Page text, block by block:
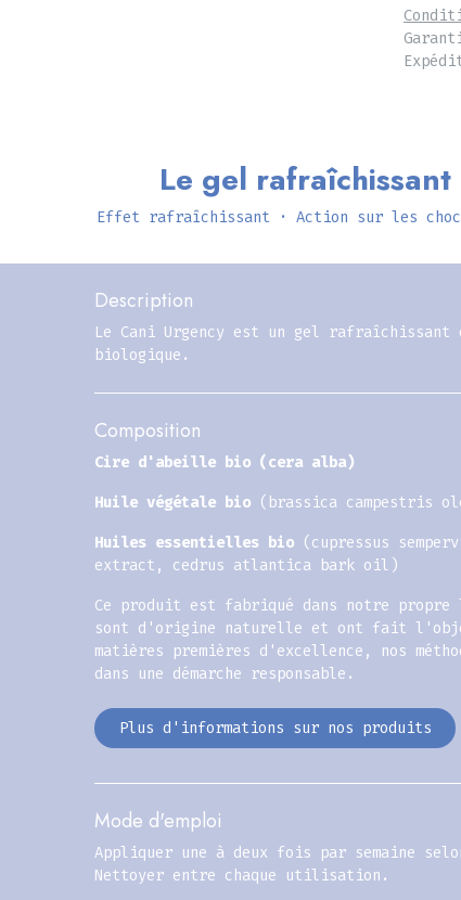
Le gel
Effet rafraîchissant · Action sur les
Description
Le Cani Urgency est un gel
biologique.
Composition
Cire d'abeille bio (cera alba)
Huile végétale bio (brassica campestris
Huiles essentielles bio (cupressus
extract, cedrus atlantica bark oil)
Ce produit est fabriqué dans notre propre
sont d'origine naturelle et ont fait
matières premières d'excellence, nos
dans une démarche responsable.
Plus d'informations sur nos produits
Mode d'emploi
Appliquer une à deux fois par semaine
Nettoyer entre chaque utilisation.